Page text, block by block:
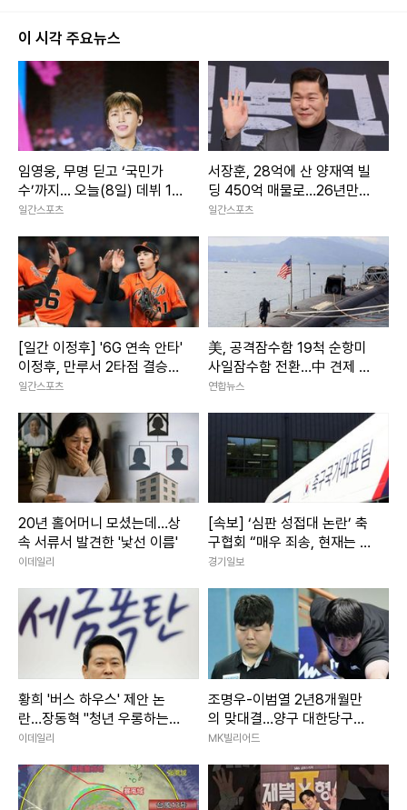
이 시각 주요뉴스
임영웅, 무명 딛고 ‘국민가
수’까지... 오늘(8일) 데뷔 10
주년
일간스포츠
서장훈, 28억에 산 양재역 빌
딩 450억 매물로…26년만
시장에
일간스포츠
[일간 이정후] '6G 연속 안타'
이정후, 만루서 2타점 결승타
작렬
일간스포츠
美, 공격잠수함 19척 순항미
사일잠수함 전환…中 견제 강
화
연합뉴스
20년 홀어머니 모셨는데…상
속 서류서 발견한 '낯선 이름'
이데일리
[속보] ‘심판 성접대 논란’ 축
구협회 “매우 죄송, 현재는 그
런 행위 절대 없어”
경기일보
황희 '버스 하우스' 제안 논
란…장동혁 "청년 우롱하는
정책"
이데일리
조명우-이범열 2년8개월만
의 맞대결…양구 대한당구연
맹회장배 男4강서 격돌
MK빌리어드